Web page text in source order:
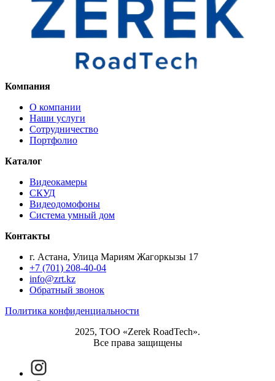
Компания
О компании
Наши услуги
Сотрудничество
Портфолио
Каталог
Видеокамеры
СКУД
Видеодомофоны
Система умный дом
Контакты
г. Астана, Улица Мариям Жагоркызы 17
+7 (701) 208-40-04
info@zrt.kz
Обратный звонок
Политика конфиденциальности
2025, ТОО «Zerek RoadTech».
Все права защищены